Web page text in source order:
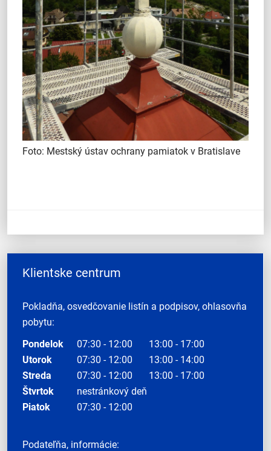
Foto: Mestský ústav ochrany pamiatok v Bratislave
Klientske centrum
Pokladňa, osvedčovanie listín a podpisov, ohlasovňa
pobytu:
Pondelok
07:30 - 12:00
13:00 - 17:00
Utorok
07:30 - 12:00
13:00 - 14:00
Streda
07:30 - 12:00
13:00 - 17:00
Štvrtok
nestránkový deň
Piatok
07:30 - 12:00
Podateľňa, informácie: